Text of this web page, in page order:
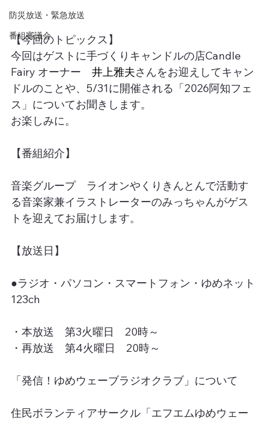
防災放送・緊急放送
番組審議会
【今回のトピックス】
今回はゲストに手づくりキャンドルの店Candle
Fairy オーナー 井上雅夫さんをお迎えしてキャン
ドルのことや、5/31に開催される「2026阿知フェ
ス」についてお聞きします。
お楽しみに。
【番組紹介】
音楽グループ　ライオンやくりきんとんで活動す
る音楽家兼イラストレーターのみっちゃんがゲス
トを迎えてお届けします。
【放送日】
●ラジオ・パソコン・スマートフォン・ゆめネット
123ch
・本放送　第3火曜日　20時～
・再放送　第4火曜日　20時～
「発信！ゆめウェーブラジオクラブ」について
住民ボランティアサークル「エフエムゆめウェー